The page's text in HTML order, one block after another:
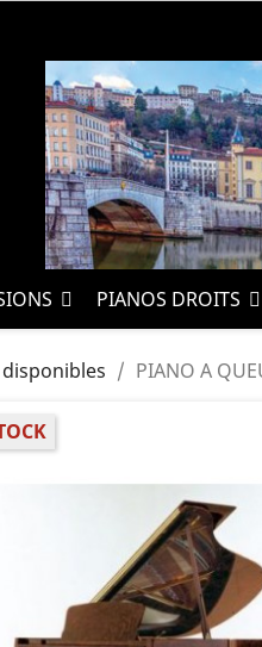
PIANOS DROITS
PIANO A